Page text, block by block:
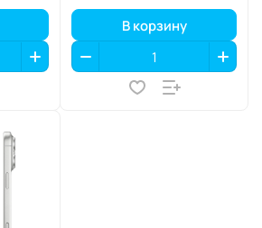
В корзину